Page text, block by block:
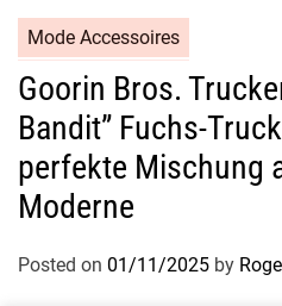
Mode Accessoires
Goorin Bros.
Bandit” Fuchs-
perfekte Mischung
Moderne
Posted on 01/11/2025 by